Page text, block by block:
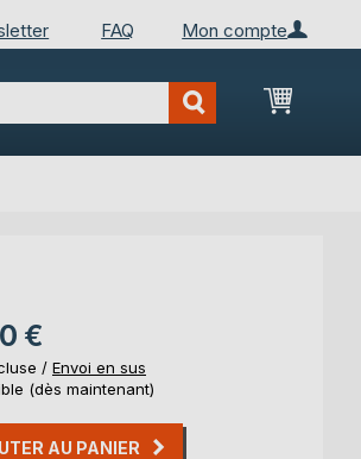
Mon compte
FAQ
Mon
€
/ Envoi en sus
(dès maintenant)
AU PANIER